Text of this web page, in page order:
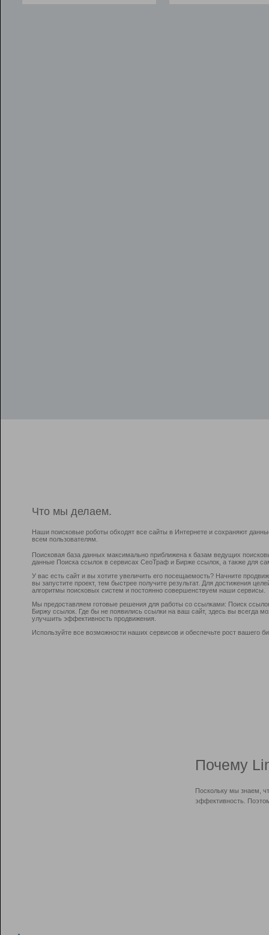
Что мы делаем.
Наши поисковые роботы обходят все сайты в Интернете и сохраняют
всем пользователям.
Поисковая база данных максимально приближена к базам ведущих
данные Поиска ссылок в сервисах СеоТраф и Бирже ссылок, а также для
У вас есть сайт и вы хотите увеличить его посещаемость? Начните
вы запустите проект, тем быстрее получите результат. Для достижения
алгоритмы поисковых систем и постоянно совершенствуем наши сервисы.
Мы предоставляем готовые решения для работы со ссылками: Поиск
Биржу ссылок. Где бы не появились ссылки на ваш сайт, здесь вы всегда
улучшить эффективность продвижения.
Используйте все возможности наших сервисов и обеспечьте рост вашего
Почему
Поскольку мы знаем,
эффективность.